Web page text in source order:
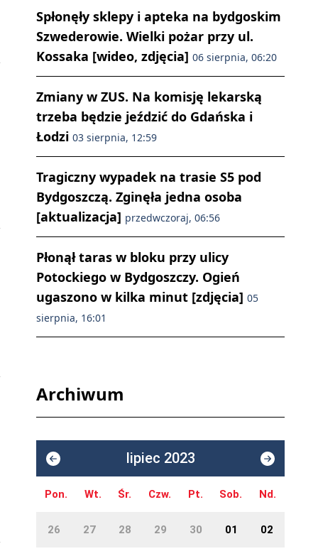
Spłonęły sklepy i apteka na bydgoskim
Szwederowie. Wielki pożar przy ul.
Kossaka [wideo, zdjęcia] 06 sierpnia, 06:20
Zmiany w ZUS. Na komisję lekarską
trzeba będzie jeździć do Gdańska i
Łodzi 03 sierpnia, 12:59
Tragiczny wypadek na trasie S5 pod
Bydgoszczą. Zginęła jedna osoba
[aktualizacja] przedwczoraj, 06:56
Płonął taras w bloku przy ulicy
Potockiego w Bydgoszczy. Ogień
ugaszono w kilka minut [zdjęcia] 05
sierpnia, 16:01
Archiwum
lipiec 2023
Pon. Wt. Śr. Czw. Pt. Sob. Nd.
26 27 28 29 30 01 02